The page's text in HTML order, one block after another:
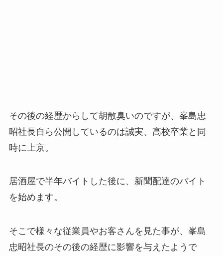
その後の経歴からして胡散臭いのですが、峯島忠
昭社長自ら公開しているのは誠実、高校卒業と同
時に上京。
居酒屋で半年バイトした後に、新聞配達のバイト
を始めます。
そこで様々な従業員やお客さんを見た事が、峯島
忠昭社長のその後の経歴に影響を与えたようで